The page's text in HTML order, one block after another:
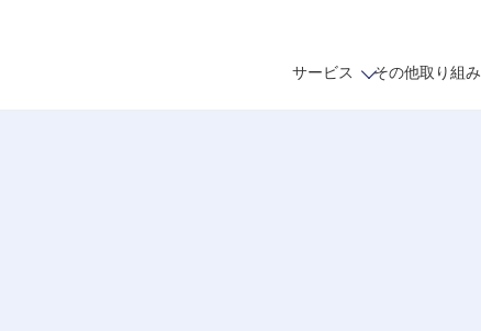
サービス その他取り組み